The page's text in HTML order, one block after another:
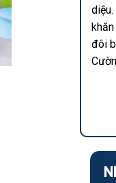
đôi